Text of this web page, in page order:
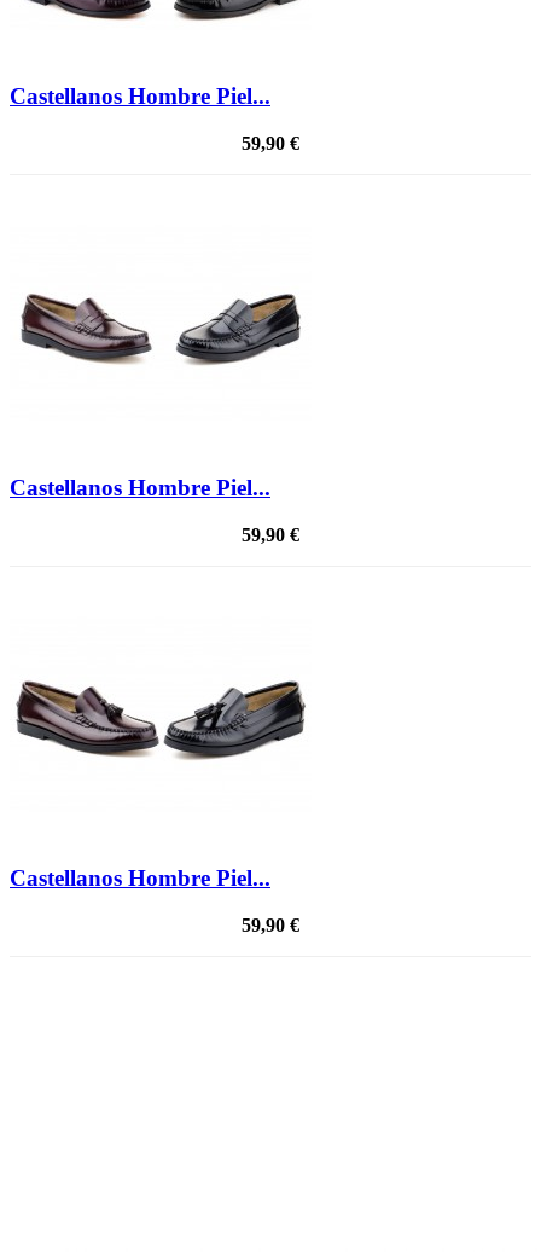
Castellanos Hombre Piel...
59,90 €
Castellanos Hombre Piel...
59,90 €
Castellanos Hombre Piel...
59,90 €